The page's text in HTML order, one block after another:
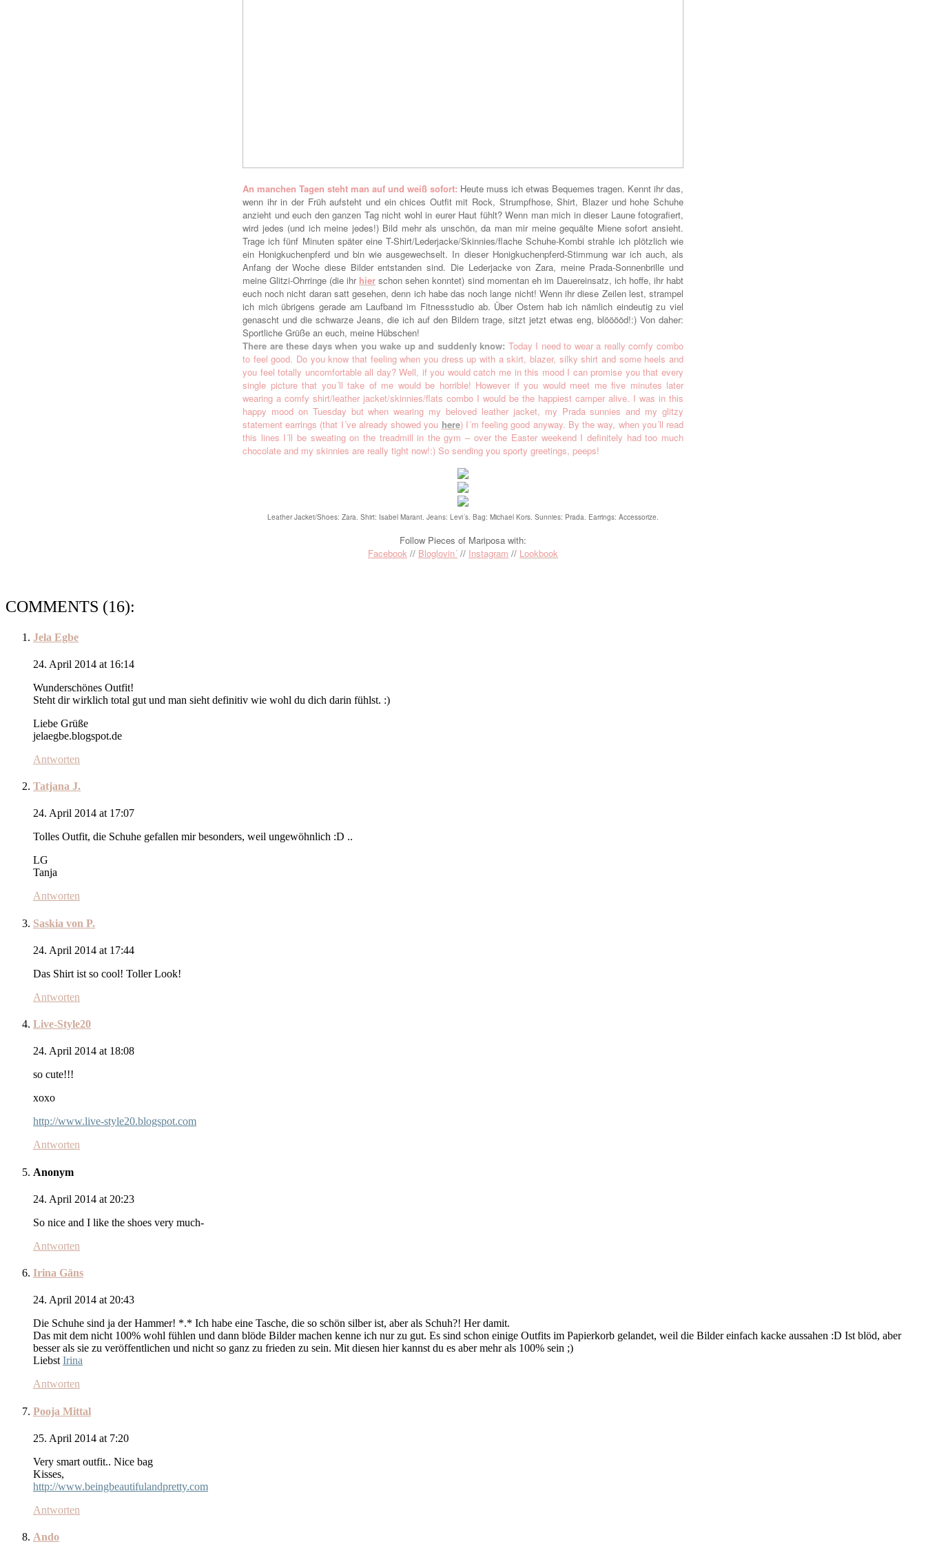
An manchen Tagen steht man auf und weiß sofort: Heute muss ich etwas Bequemes tragen. Kennt ihr das,
wenn ihr in der Früh aufsteht und ein chices Outfit mit Rock, Strumpfhose, Shirt, Blazer und hohe Schuhe
anzieht und euch den ganzen Tag nicht wohl in eurer Haut fühlt? Wenn man mich in dieser Laune fotografiert,
wird jedes (und ich meine jedes!) Bild mehr als unschön, da man mir meine gequälte Miene sofort ansieht.
Trage ich fünf Minuten später eine T-Shirt/Lederjacke/Skinnies/flache Schuhe-Kombi strahle ich plötzlich wie
ein Honigkuchenpferd und bin wie ausgewechselt. In dieser Honigkuchenpferd-Stimmung war ich auch, als
Anfang der Woche diese Bilder entstanden sind. Die Lederjacke von Zara, meine Prada-Sonnenbrille und
meine Glitzi-Ohrringe (die ihr hier schon sehen konntet) sind momentan eh im Dauereinsatz, ich hoffe, ihr habt
euch noch nicht daran satt gesehen, denn ich habe das noch lange nicht! Wenn ihr diese Zeilen lest, strampel
ich mich übrigens gerade am Laufband im Fitnessstudio ab. Über Ostern hab ich nämlich eindeutig zu viel
genascht und die schwarze Jeans, die ich auf den Bildern trage, sitzt jetzt etwas eng, blööööd!:) Von daher:
Sportliche Grüße an euch, meine Hübschen!
There are these days when you wake up and suddenly know: Today I need to wear a really comfy combo
to feel good. Do you know that feeling when you dress up with a skirt, blazer, silky shirt and some heels and
you feel totally uncomfortable all day? Well, if you would catch me in this mood I can promise you that every
single picture that you´ll take of me would be horrible! However if you would meet me five minutes later
wearing a comfy shirt/leather jacket/skinnies/flats combo I would be the happiest camper alive. I was in this
happy mood on Tuesday but when wearing my beloved leather jacket, my Prada sunnies and my glitzy
statement earrings (that I´ve already showed you here) I´m feeling good anyway. By the way, when you´ll read
this lines I´ll be sweating on the treadmill in the gym – over the Easter weekend I definitely had too much
chocolate and my skinnies are really tight now!:) So sending you sporty greetings, peeps!
Leather Jacket/Shoes: Zara. Shirt: Isabel Marant. Jeans: Levi´s. Bag: Michael Kors. Sunnies: Prada. Earrings: Accessorize.
Follow Pieces of Mariposa with:
Facebook // Bloglovin´ // Instagram // Lookbook
COMMENTS (16):
Jela Egbe
24. April 2014 at 16:14
Wunderschönes Outfit!
Steht dir wirklich total gut und man sieht definitiv wie wohl du dich darin fühlst. :)
Liebe Grüße
jelaegbe.blogspot.de
Antworten
Tatjana J.
24. April 2014 at 17:07
Tolles Outfit, die Schuhe gefallen mir besonders, weil ungewöhnlich :D ..
LG
Tanja
Antworten
Saskia von P.
24. April 2014 at 17:44
Das Shirt ist so cool! Toller Look!
Antworten
Live-Style20
24. April 2014 at 18:08
so cute!!!
xoxo
http://www.live-style20.blogspot.com
Antworten
Anonym
24. April 2014 at 20:23
So nice and I like the shoes very much-
Antworten
Irina Gäns
24. April 2014 at 20:43
Die Schuhe sind ja der Hammer! *.* Ich habe eine Tasche, die so schön silber ist, aber als Schuh?! Her damit.
Das mit dem nicht 100% wohl fühlen und dann blöde Bilder machen kenne ich nur zu gut. Es sind schon einige Outfits im Papierkorb gelandet, weil die Bilder einfach kacke aussahen :D Ist blöd, aber
besser als sie zu veröffentlichen und nicht so ganz zu frieden zu sein. Mit diesen hier kannst du es aber mehr als 100% sein ;)
LiebstIrina
Antworten
Pooja Mittal
25. April 2014 at 7:20
Very smart outfit.. Nice bag
Kisses,
http://www.beingbeautifulandpretty.com
Antworten
Ando